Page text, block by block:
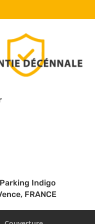
Indigo
FRANCE